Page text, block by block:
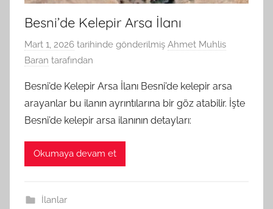
Besni’de Kelepir Arsa İlanı
Mart 1, 2026 tarihinde gönderilmiş Ahmet Muhlis
Baran tarafından
Besni’de Kelepir Arsa İlanı Besni’de kelepir arsa
arayanlar bu ilanın ayrıntılarına bir göz atabilir. İşte
Besni’de kelepir arsa ilanının detayları:
Okumaya devam et
İlanlar